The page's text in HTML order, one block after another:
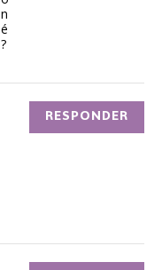
n
é
?
RESPONDER